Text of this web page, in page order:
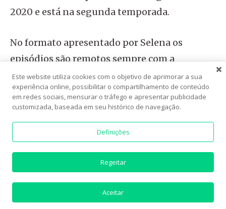
2020 e está na segunda temporada.
No formato apresentado por Selena os
episódios são remotos sempre com a
presença de um chef e em cada programa
uma instituição de caridade escolhida pelo
convidado recebe 10 mil dólares.
A expectativa para a versão brasileira é se
também irá distribuir as doações. Isso
somente o tempo irá responder ou se vazar
algum spoiler.
Este website utiliza cookies com o objetivo de aprimorar a sua
experiência online, possibilitar o compartilhamento de conteúdo
em redes sociais, mensurar o tráfego e apresentar publicidade
customizada, baseada em seu histórico de navegação.
Definições
Regeitar
Aceitar